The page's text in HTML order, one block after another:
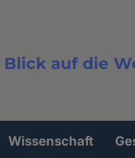
Blick auf die
Wissenschaft